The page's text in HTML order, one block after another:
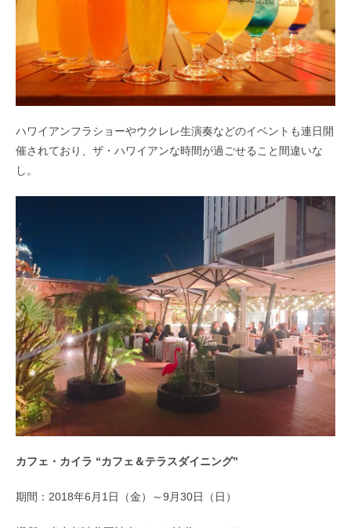
ハワイアンフラショーやウクレレ生演奏などのイベントも連日開
催されており、ザ・ハワイアンな時間が過ごせること間違いな
し。
カフェ・カイラ “カフェ＆テラスダイニング”
期間：2018年6月1日（金）～9月30日（日）